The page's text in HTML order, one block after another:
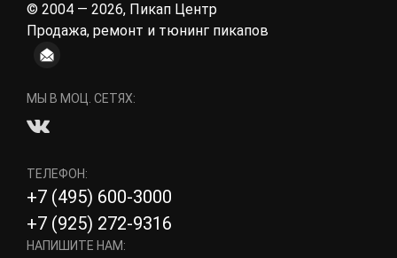
© 2004 — 2026, Пикап Центр
Продажа, ремонт и тюнинг пикапов
МЫ В МОЦ. СЕТЯХ:
ТЕЛЕФОН:
+7 (495) 600-3000
+7 (925) 272-9316
НАПИШИТЕ НАМ: